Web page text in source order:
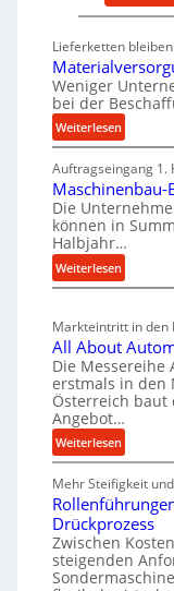
Lieferketten
Weniger
bei der
Weiterlesen:
M
a
t
e
r
i
a
l
e
r
s
o
u
n
g
e
n
t
s
Auftragseingang 1.
Maschinenbau-
Die
können in
Halbjahr…
Weiterlesen:
M
s
c
h
i
n
e
n
a
u
B
e
Markteintritt in den
All About
Die Messereihe
erstmals in den
Österreich baut
Angebot…
Weiterlesen:
A
l
l
A
b
o
u
Mehr Steifigkeit
Drückprozess
Zwischen
steigenden